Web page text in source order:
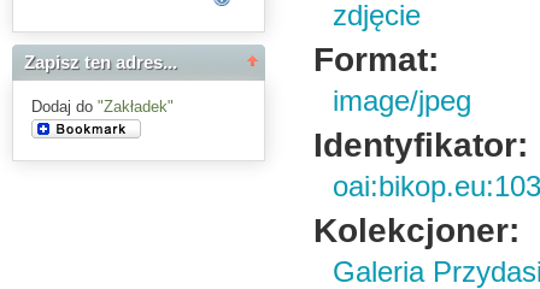
Zapisz ten adres...
Dodaj do "Zakładek"
zdjęcie
Format:
image/jpeg
Identyfikator:
Kolekcjoner:
Galeria